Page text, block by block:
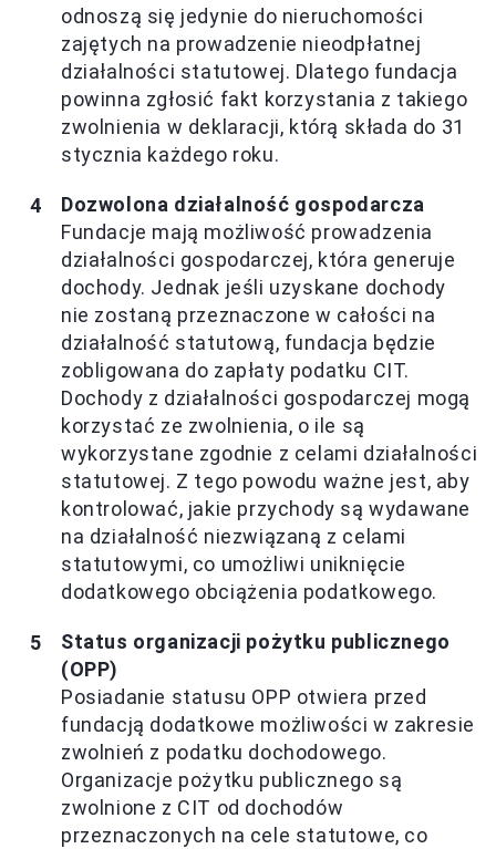
odnoszą się jedynie do nieruchomości
zajętych na prowadzenie nieodpłatnej
działalności statutowej. Dlatego fundacja
powinna zgłosić fakt korzystania z takiego
zwolnienia w deklaracji, którą składa do 31
stycznia każdego roku.
Dozwolona działalność gospodarcza
Fundacje mają możliwość prowadzenia
działalności gospodarczej, która generuje
dochody. Jednak jeśli uzyskane dochody
nie zostaną przeznaczone w całości na
działalność statutową, fundacja będzie
zobligowana do zapłaty podatku CIT.
Dochody z działalności gospodarczej mogą
korzystać ze zwolnienia, o ile są
wykorzystane zgodnie z celami działalności
statutowej. Z tego powodu ważne jest, aby
kontrolować, jakie przychody są wydawane
na działalność niezwiązaną z celami
statutowymi, co umożliwi uniknięcie
dodatkowego obciążenia podatkowego.
Status organizacji pożytku publicznego
(OPP)
Posiadanie statusu OPP otwiera przed
fundacją dodatkowe możliwości w zakresie
zwolnień z podatku dochodowego.
Organizacje pożytku publicznego są
zwolnione z CIT od dochodów
przeznaczonych na cele statutowe, co